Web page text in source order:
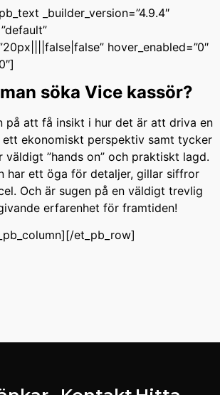
_builder_version=”4.9.4″
hover_enabled=”0″
söka Vice kassör?
på att få insikt i hur det är att driva en
ekonomiskt perspektiv samt tycker
väldigt ”hands on” och praktiskt lagd.
har ett öga för detaljer, gillar siffror
Och är sugen på en väldigt trevlig
erfarenhet för framtiden!
et_pb_row]